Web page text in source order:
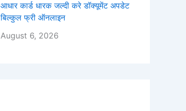
आधार कार्ड धारक जल्दी करे डॉक्यूमेंट अपडेट
बिल्कुल फ्री ऑनलाइन
August 6, 2026